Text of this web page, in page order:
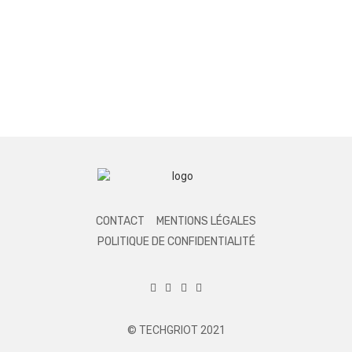
CONTACT
MENTIONS LÉGALES
POLITIQUE DE CONFIDENTIALITÉ
© TECHGRIOT 2021